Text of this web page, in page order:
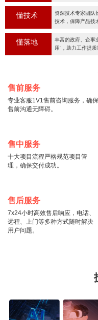
懂技术
资深技术专家团队
技术，保障产品技
懂落地
丰富的政府、企事
用“，助力工作提质
售前服务
专业客服1V1售前咨询服务，确保
售前沟通无障碍。
售中服务
十大项目流程严格规范项目管
理，确保交付成功。
售后服务
7x24小时高效售后响应，电话、
远程、上门等多种方式随时解决
用户问题。